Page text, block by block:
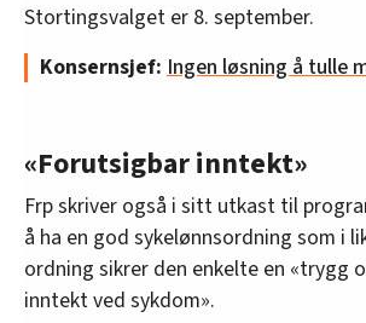
Stortingsvalget er 8. september.
Konsernsjef: Ingen løsning å tulle
«Forutsigbar inntekt»
Frp skriver også i sitt utkast til
å ha en god sykelønnsordning som i
ordning sikrer den enkelte en «trygg
inntekt ved sykdom».